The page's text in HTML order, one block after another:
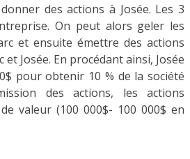
des actions à Josée. Les 3
On peut alors geler les
et ensuite émettre des actions
Josée. En procédant ainsi, Josée
pour obtenir 10 % de la société
des actions, les actions
valeur (100 000$- 100 000$ en